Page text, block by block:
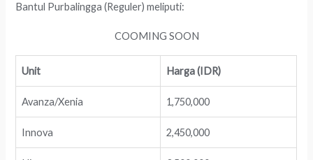
Bantul Purbalingga (Reguler) meliputi:
COOMING SOON
Unit Harga (IDR)
Avanza/Xenia 1,750,000
Innova 2,450,000